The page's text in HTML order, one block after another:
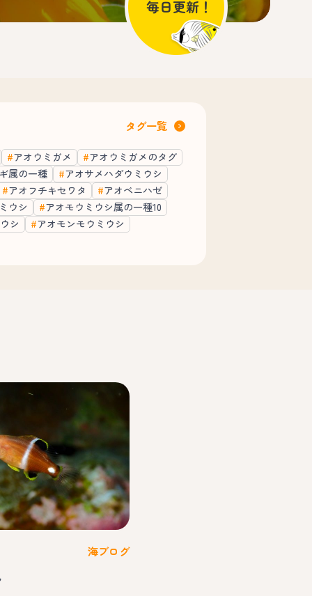
タグ一覧
アオウミガメ
アオウミガメのタグ
属の一種
アオサメハダウミウシ
アオフチキセワタ
アオベニハゼ
ウシ
アオモウミウシ属の一種10
シ
アオモンモウミウシ
海ブログ